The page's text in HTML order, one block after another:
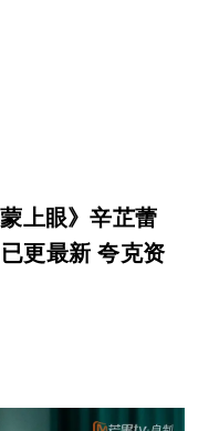
上眼》辛芷蕾
更最新 夸克资